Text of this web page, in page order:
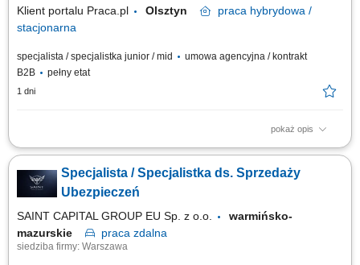
Klient portalu Praca.pl Olsztyn praca hybrydowa /
stacjonarna
specjalista / specjalistka junior / mid
umowa agencyjna / kontrakt
B2B
pełny etat
1 dni
pokaż opis
Budowanie i pozyskiwanie własnego portfela klientów oraz relacji
ubezpieczeniowych; Prowadzenie spotkań handlowych w formie online i
stacjonarnej; Realizacja indywidualnych celów sprzedażowych przy
Specjalista / Specjalistka ds. Sprzedaży
Ubezpieczeń
SAINT CAPITAL GROUP EU Sp. z o.o.
warmińsko-
mazurskie
praca zdalna
siedziba firmy: Warszawa